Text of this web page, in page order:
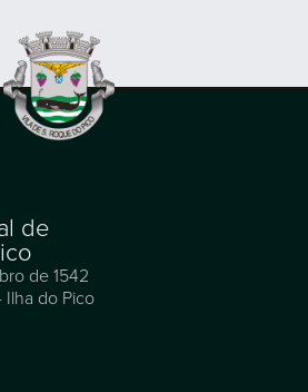
de
de 1542
do Pico